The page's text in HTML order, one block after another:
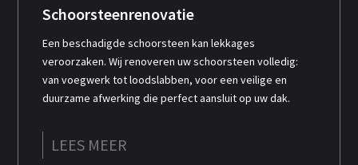
Schoorsteenrenovatie
Een beschadigde schoorsteen kan lekkages
veroorzaken. Wij renoveren uw schoorsteen volledig:
van voegwerk tot loodslabben, voor een veilige en
duurzame afwerking die perfect aansluit op uw dak.
LEES MEER